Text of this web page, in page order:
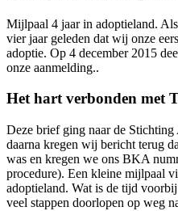
Mijlpaal 4 jaar in adoptieland.
vier jaar geleden dat wij onze
adoptie. Op 4 december 2015
onze aanmelding..
Het hart verbonden met
Deze brief ging naar de
daarna kregen wij bericht terug
was en kregen we ons BKA
procedure). Een kleine mijlpaal
adoptieland. Wat is de tijd
veel stappen doorlopen op weg